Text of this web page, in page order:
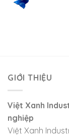
GIỚI THIỆU
Việt Xanh
nghiệp
Việt Xanh